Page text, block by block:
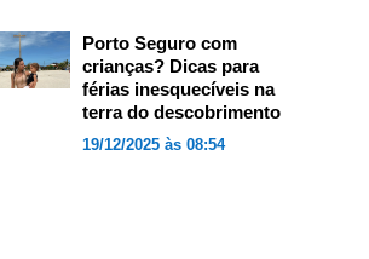
Porto Seguro com
crianças? Dicas para
férias inesquecíveis na
terra do descobrimento
19/12/2025 às 08:54